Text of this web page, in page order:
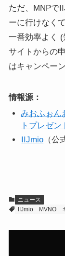
ただ、MNPで
ーに行けなく
一番効率よく
サイトからの
はキャンペー
情報源：
みおふぉん
トプレゼ
IIJmio （公
ニュース
IIJmio
MVNO